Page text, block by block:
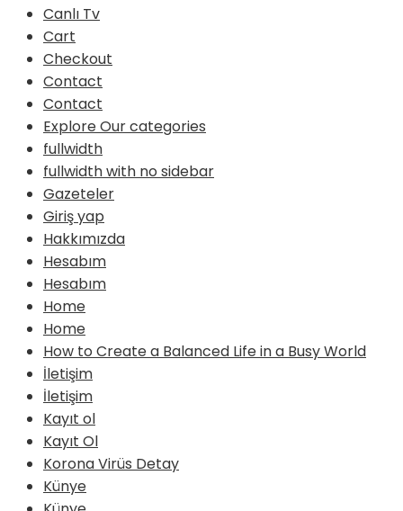
Canlı Tv
Cart
Checkout
Contact
Contact
Explore Our categories
fullwidth
fullwidth with no sidebar
Gazeteler
Giriş yap
Hakkımızda
Hesabım
Hesabım
Home
Home
How to Create a Balanced Life in a Busy World
İletişim
İletişim
Kayıt ol
Kayıt Ol
Korona Virüs Detay
Künye